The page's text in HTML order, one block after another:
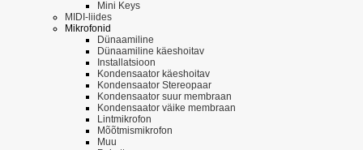
Mini Keys
MIDI-liides
Mikrofonid
Dünaamiline
Dünaamiline käeshoitav
Installatsioon
Kondensaator käeshoitav
Kondensaator Stereopaar
Kondensaator suur membraan
Kondensaator väike membraan
Lintmikrofon
Mõõtmismikrofon
Muu